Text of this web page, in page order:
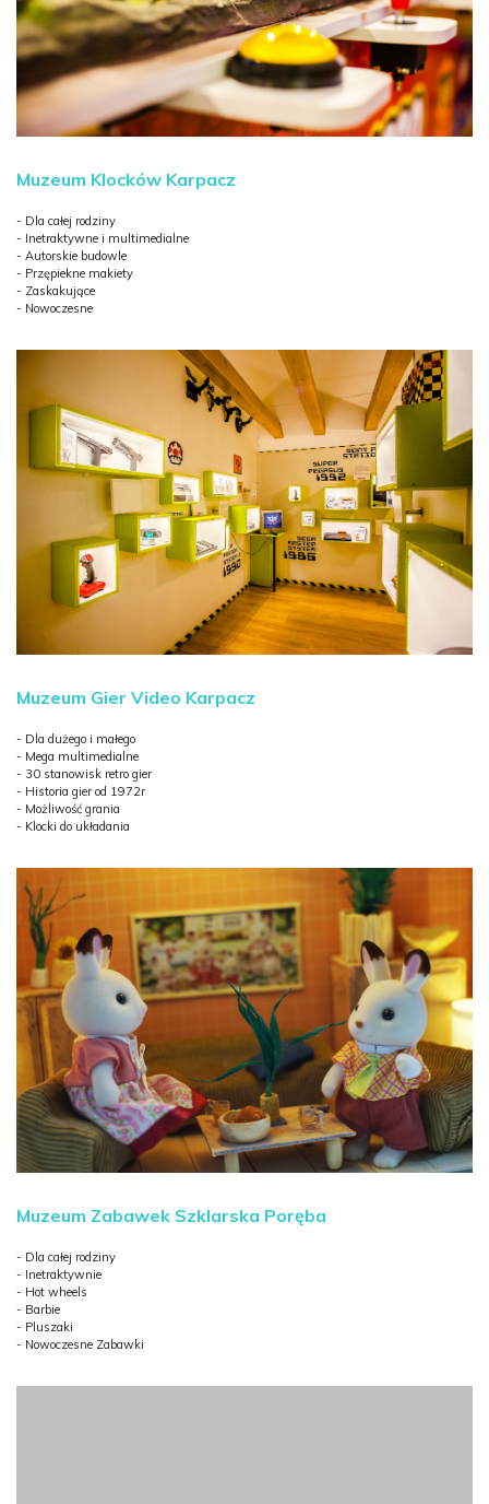
Muzeum Klocków Karpacz
- Dla całej rodziny
- Inetraktywne i multimedialne
- Autorskie budowle
- Przępiekne makiety
- Zaskakujące
- Nowoczesne
Muzeum Gier Video Karpacz
- Dla dużego i małego
- Mega multimedialne
- 30 stanowisk retro gier
- Historia gier od 1972r
- Możliwość grania
- Klocki do układania
Muzeum Zabawek Szklarska Poręba
- Dla całej rodziny
- Inetraktywnie
- Hot wheels
- Barbie
- Pluszaki
- Nowoczesne Zabawki